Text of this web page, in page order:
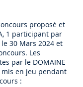
proposé et
1 participant par
30 Mars 2024 et
Les
par le DOMAINE
mis en jeu pendant
: